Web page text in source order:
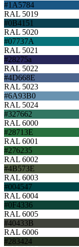
#1A5784
RAL 5019
#0B4151
RAL 5020
#07737A
RAL 5021
#28275a
RAL 5022
#4D668E
RAL 5023
#6A93B0
RAL 5024
#327662
RAL 6000
#28713E
RAL 6001
#276235
RAL 6002
#4B573E
RAL 6003
#004547
RAL 6004
#0F4336
RAL 6005
#40433B
RAL 6006
#283424